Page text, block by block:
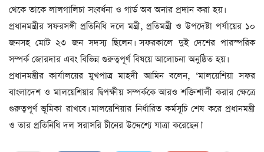
থেকে তাকে লালগালিচা সংবর্ধনা ও গার্ড অব অনার প্রদান করা হয়।
প্রধানমন্ত্রীর সফরসঙ্গী প্রতিনিধি দলে মন্ত্রী, প্রতিমন্ত্রী ও উপদেষ্টা পর্যায়ের ১০
জনসহ মোট ২৩ জন সদস্য ছিলেন। সফরকালে দুই দেশের পারস্পরিক
সম্পর্ক জোরদার এবং বিভিন্ন গুরুত্বপূর্ণ বিষয়ে আলোচনা অনুষ্ঠিত হয়।
প্রধানমন্ত্রীর কার্যালয়ের মুখপাত্র মাহদী আমিন বলেন, ‘মালয়েশিয়া সফর
বাংলাদেশ ও মালয়েশিয়ার দ্বিপক্ষীয় সম্পর্ককে আরও শক্তিশালী করার ক্ষেত্রে
গুরুত্বপূর্ণ ভূমিকা রাখবে। মালয়েশিয়ার নির্ধারিত কর্মসূচি শেষ করে প্রধানমন্ত্রী
ও তার প্রতিনিধি দল সরাসরি চীনের উদ্দেশ্যে যাত্রা করেছেন।’